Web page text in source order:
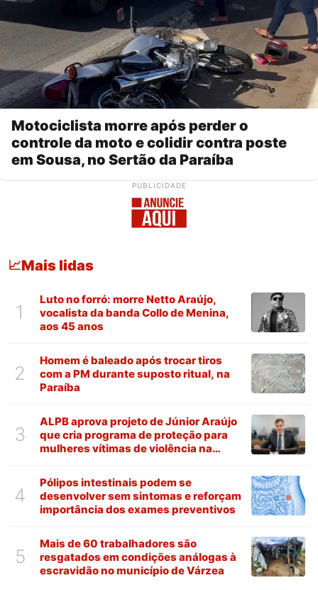
Motociclista morre após perder o
controle da moto e colidir contra poste
em Sousa, no Sertão da Paraíba
PUBLICIDADE
📈Mais lidas
1
Luto no forró: morre Netto Araújo,
vocalista da banda Collo de Menina,
aos 45 anos
2
Homem é baleado após trocar tiros
com a PM durante suposto ritual, na
Paraíba
3
ALPB aprova projeto de Júnior Araújo
que cria programa de proteção para
mulheres vítimas de violência na
4
Pólipos intestinais podem se
desenvolver sem sintomas e reforçam
importância dos exames preventivos
5
Mais de 60 trabalhadores são
resgatados em condições análogas à
escravidão no município de Várzea